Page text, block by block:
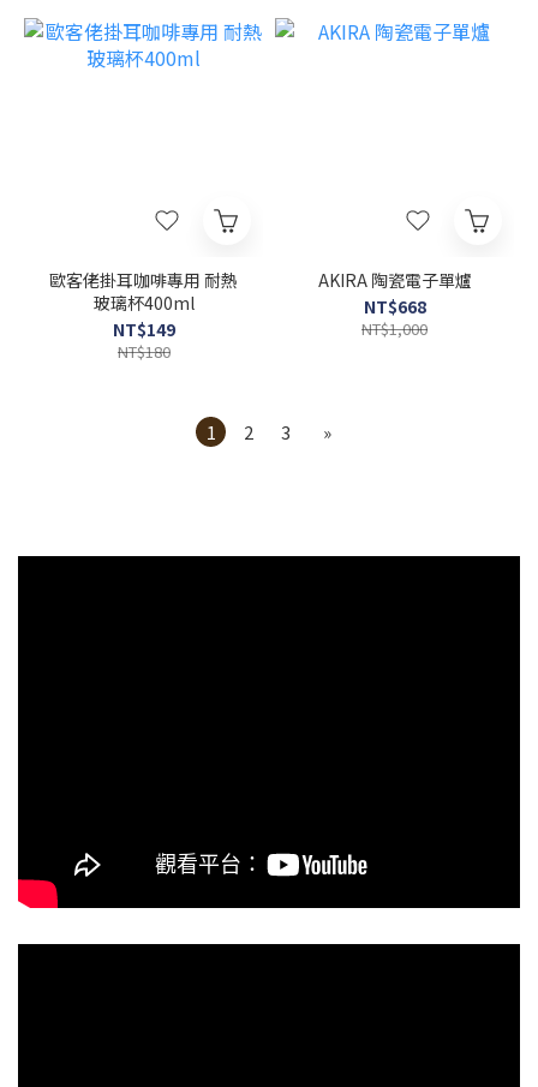
歐客佬掛耳咖啡專用 耐熱
玻璃杯400ml
NT$149
NT$180
AKIRA 陶瓷電子單爐
NT$668
NT$1,000
1 2 3 »